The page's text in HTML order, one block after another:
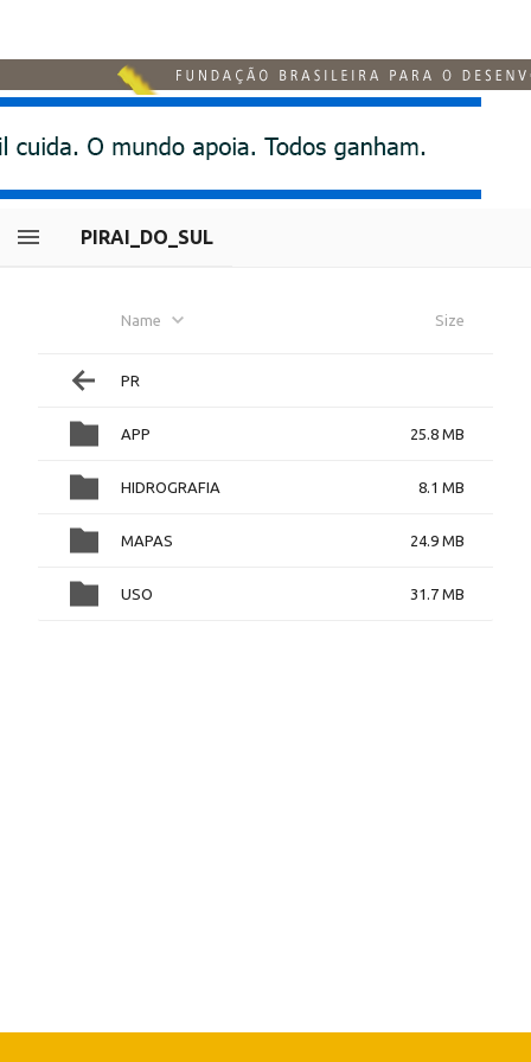
PIRAI_DO_SUL
Name Size
PR
APP 25.8 MB
HIDROGRAFIA 8.1 MB
MAPAS 24.9 MB
USO 31.7 MB